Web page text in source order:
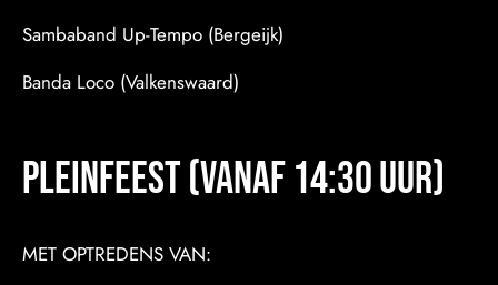
Sambaband Up-Tempo (Bergeijk)
Banda Loco (Valkenswaard)
Pleinfeest (vanaf 14:30 uur)
MET OPTREDENS VAN: